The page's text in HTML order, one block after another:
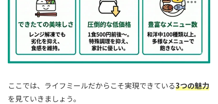
ここでは、ライフミールだからこそ実現できている3つの魅力
を見ていきましょう。